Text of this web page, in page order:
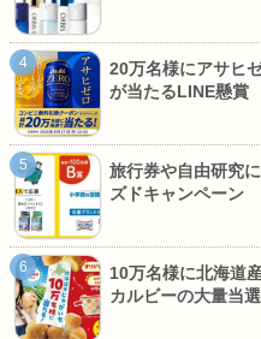
20万名様にアサヒ
が当たるLINE懸賞
旅行券や自由研究
ズドキャンペーン
10万名様に北海道
カルビーの大量当